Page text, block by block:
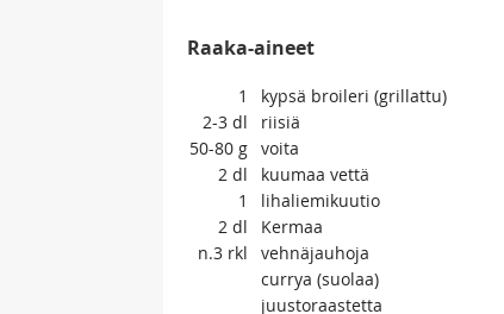
Raaka-aineet
1
kypsä broileri (grillattu)
2-3 dl
riisiä
50-80 g voita
2 dl
kuumaa vettä
1
lihaliemikuutio
2 dl
Kermaa
n.3 rkl
vehnäjauhoja
currya (suolaa)
juustoraastetta